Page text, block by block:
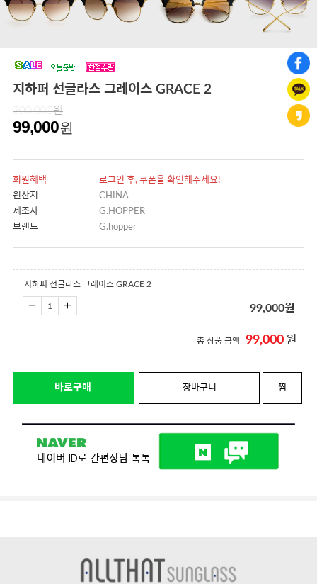
지하퍼 선글라스 그레이스 GRACE 2
300,000원
99,000원
회원혜택
로그인 후, 쿠폰을 확인해주세요!
원산지
CHINA
제조사
G.HOPPER
브랜드
G.hopper
지하퍼 선글라스 그레이스 GRACE 2
99,000원
총 상품 금액 99,000 원
바로구매 장바구니 찜